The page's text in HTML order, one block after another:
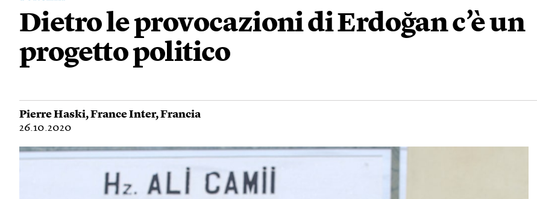
Dietro le provocazioni di Erdoğan c’è un
progetto politico
Pierre Haski,France Inter,Francia
26.10.2020